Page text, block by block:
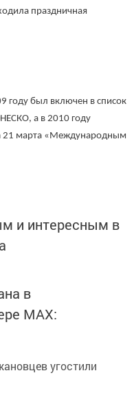
праздничная
году был включен в список
а в 2010 году
21 марта «Международным
и интересным в
в
MАХ: